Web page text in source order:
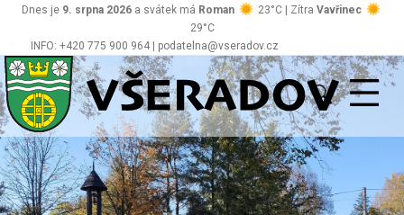
INFO: +420 775 900 964 | podatelna@vseradov.cz
Dnes je 9. srpna 2026 a svátek má Roman 23°C | Zítra Vavřinec
29°C
Všeradov